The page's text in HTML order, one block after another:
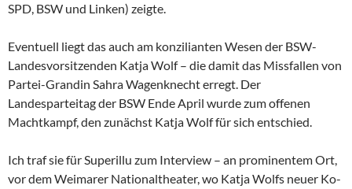
SPD, BSW und Linken) zeigte.
Eventuell liegt das auch am konzilianten Wesen der BSW-
Landesvorsitzenden Katja Wolf – die damit das Missfallen von
Partei-Grandin Sahra Wagenknecht erregt. Der
Landesparteitag der BSW Ende April wurde zum offenen
Machtkampf, den zunächst Katja Wolf für sich entschied.
Ich traf sie für Superillu zum Interview – an prominentem Ort,
vor dem Weimarer Nationaltheater, wo Katja Wolfs neuer Ko-